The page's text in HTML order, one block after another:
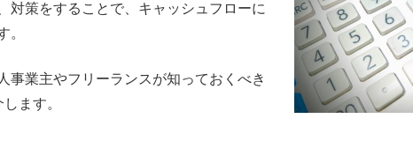
対策をすることで、キャッシュフローに
。
事業主やフリーランスが知っておくべき
ます。